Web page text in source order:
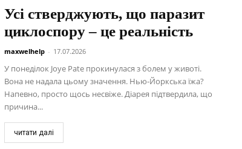
Усі стверджують, що паразит
циклоспору – це реальність
maxwelhelp - 17.07.2026
У понеділок Joye Pate прокинулася з болем у животі.
Вона не надала цьому значення. Нью-Йоркська їжа?
Напевно, просто щось несвіже. Діарея підтвердила, що
причина...
читати далі